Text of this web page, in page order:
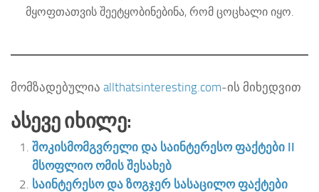
მყოფთათვის შეეტყობინებინა, რომ ცოცხალი იყო.
მომზადებულია allthatsinteresting.com-ის მიხედვით
Ასევე Იხილე:
შოკისმომგვრელი და საინტერესო ფაქტები II
მსოფლიო ომის შესახებ
საინტერესო და ზოგჯერ სასაცილო ფაქტები